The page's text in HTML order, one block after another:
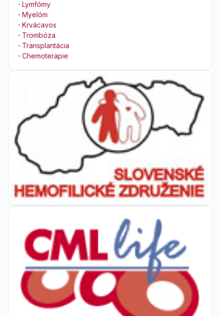
· Lymfómy
· Myelóm
· Krvácavos
· Trombóza
· Transplantácia
· Chemoterapie